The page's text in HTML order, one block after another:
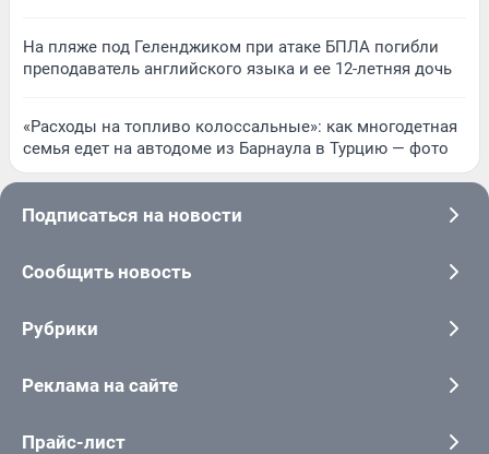
На пляже под Геленджиком при атаке БПЛА погибли
преподаватель английского языка и ее 12-летняя дочь
«Расходы на топливо колоссальные»: как многодетная
семья едет на автодоме из Барнаула в Турцию — фото
Подписаться на новости
Сообщить новость
Рубрики
Реклама на сайте
Прайс-лист